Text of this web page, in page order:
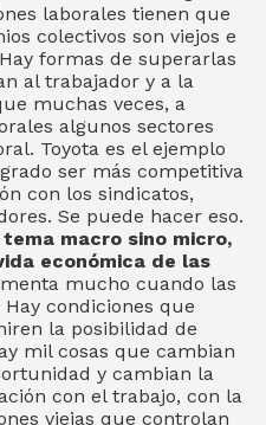
laborales tienen que
colectivos son viejos e
formas de superarlas
al trabajador y a la
muchas veces, a
algunos sectores
Toyota es el ejemplo
ser más competitiva
con los sindicatos,
Se puede hacer eso.
macro sino micro,
económica de las
mucho cuando las
condiciones que
la posibilidad de
mil cosas que cambian
y cambian la
con el trabajo, con la
viejas que controlan